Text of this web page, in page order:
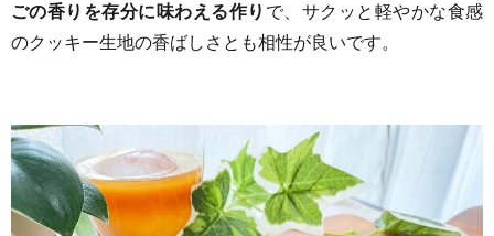
ごの香りを存分に味わえる作り で、サクッと軽やかな食感
のクッキー生地の香ばしさとも相性が良いです。